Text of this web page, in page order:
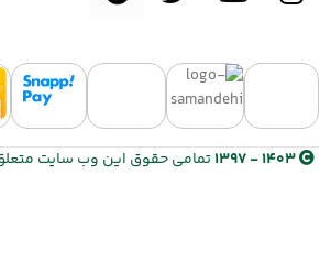
1403 - 1397 تمامی حقوق این وب سایت